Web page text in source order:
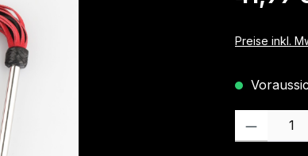
Preise inkl.
Produkt